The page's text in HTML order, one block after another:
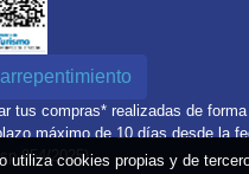
tus compras* realizadas de
máximo de 10 días desde la
2025)
utiliza cookies propias y de